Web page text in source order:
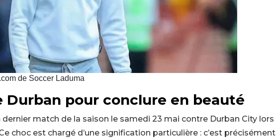
de Soccer Laduma
Durban pour conclure en beauté
match de la saison le samedi 23 mai contre Durban City lors
choc est chargé d’une signification particulière : c’est précisément